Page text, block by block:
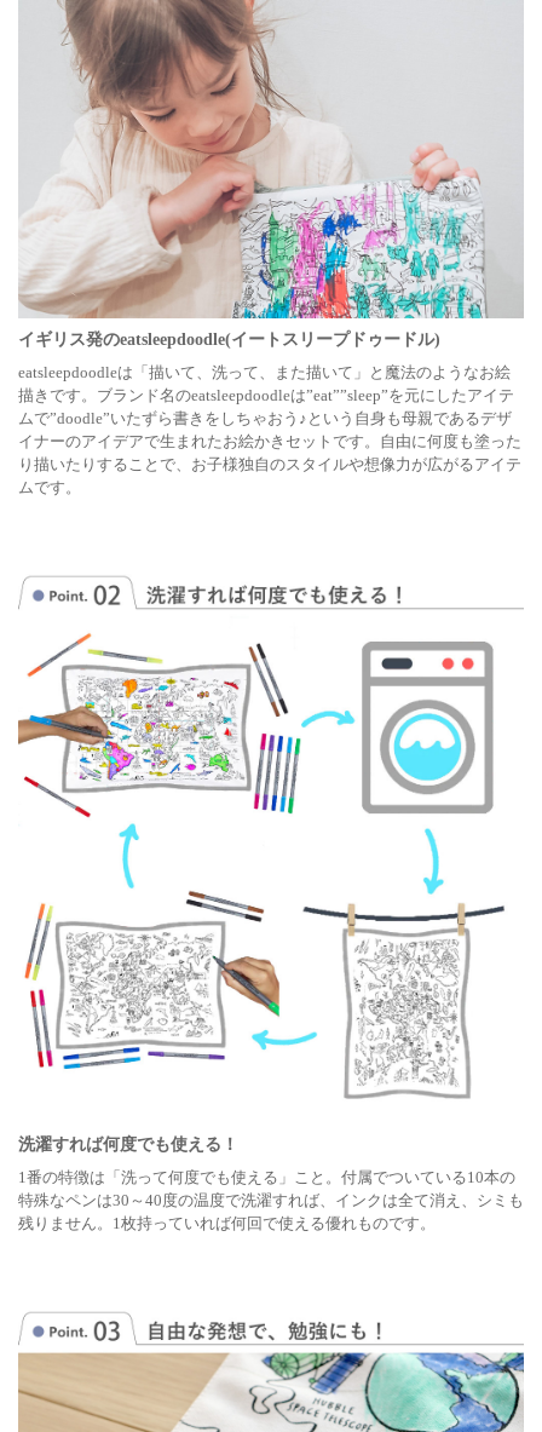
イギリス発のeatsleepdoodle(イートスリープドゥードル)
eatsleepdoodleは「描いて、洗って、また描いて」と魔法のようなお絵
描きです。ブランド名のeatsleepdoodleは”eat””sleep”を元にしたアイテ
ムで”doodle”いたずら書きをしちゃおう♪という自身も母親であるデザ
イナーのアイデアで生まれたお絵かきセットです。自由に何度も塗った
り描いたりすることで、お子様独自のスタイルや想像力が広がるアイテ
ムです。
洗濯すれば何度でも使える！
1番の特徴は「洗って何度でも使える」こと。付属でついている10本の
特殊なペンは30～40度の温度で洗濯すれば、インクは全て消え、シミも
残りません。1枚持っていれば何回で使える優れものです。